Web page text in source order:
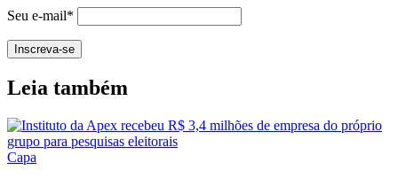
Seu e-mail*
Leia também
Capa